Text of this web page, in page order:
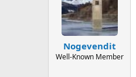
Nogevendit
Well-Known Member